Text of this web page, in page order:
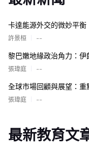
卡達能源外交的微妙平
許景桓 --
黎巴嫩地緣政治角力：
張瑋庭 --
全球市場回顧與展望：
張瑋庭 --
最新教育文